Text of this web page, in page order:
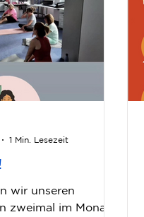
wir unseren
zweimal im Monat
1 Min. Lesezeit